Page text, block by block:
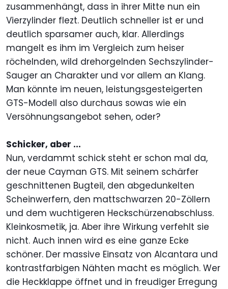
zusammenhängt, dass in ihrer Mitte nun ein
Vierzylinder flezt. Deutlich schneller ist er und
deutlich sparsamer auch, klar. Allerdings
mangelt es ihm im Vergleich zum heiser
röchelnden, wild drehorgelnden Sechszylinder-
Sauger an Charakter und vor allem an Klang.
Man könnte im neuen, leistungsgesteigerten
GTS-Modell also durchaus sowas wie ein
Versöhnungsangebot sehen, oder?
Schicker, aber ...
Nun, verdammt schick steht er schon mal da,
der neue Cayman GTS. Mit seinem schärfer
geschnittenen Bugteil, den abgedunkelten
Scheinwerfern, den mattschwarzen 20-Zöllern
und dem wuchtigeren Heckschürzenabschluss.
Kleinkosmetik, ja. Aber ihre Wirkung verfehlt sie
nicht. Auch innen wird es eine ganze Ecke
schöner. Der massive Einsatz von Alcantara und
kontrastfarbigen Nähten macht es möglich. Wer
die Heckklappe öffnet und in freudiger Erregung